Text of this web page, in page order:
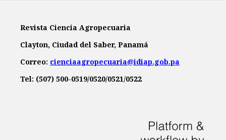
Revista Ciencia Agropecuaria
Clayton, Ciudad del Saber, Panamá
Correo: cienciaagropecuaria@idiap.gob.pa
Tel: (507) 500-0519/0520/0521/0522